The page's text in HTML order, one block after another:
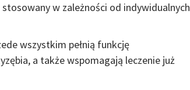
w zależności od indywidualnych
wszystkim pełnią funkcję
a także wspomagają leczenie już